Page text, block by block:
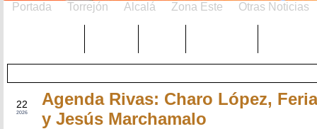
Portada Torrejón Alcalá Zona Este Otras Noticias
22
2026
Agenda Rivas: Charo López,
y Jesús Marchamalo